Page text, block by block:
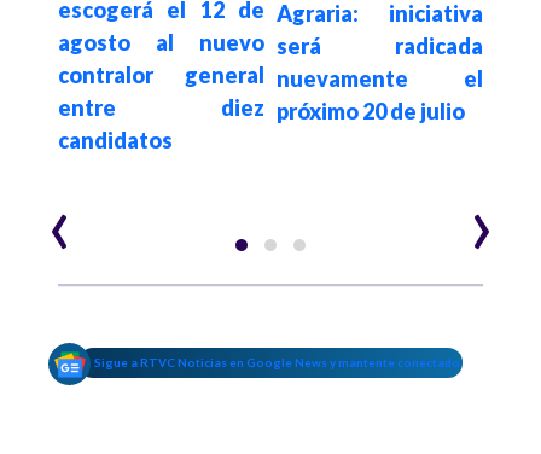
escogerá el 12 de
agosto al nuevo
contralor general
entre diez
candidatos
Agraria: iniciativa
será radicada
nuevamente el
próximo 20 de julio
‹ ›
Sigue a RTVC Noticias en Google News y mantente conectado